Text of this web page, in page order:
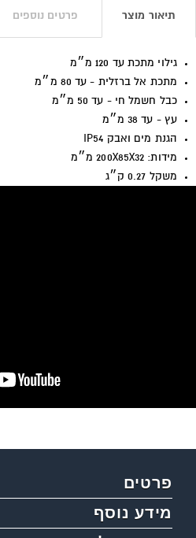
תיאור מוצר פרטים נוספים
גילוי מתכת עד 120 מ״מ
מתכת אל ברזלית - עד 80 מ״מ
כבל חשמל חי - עד 50 מ״מ
עץ - עד 38 מ״מ
הגנת מים ואבק IP54
מידות: 200X85X32 מ״מ
משקל 0.27 ק״ג
פרטים
מידע נוסף